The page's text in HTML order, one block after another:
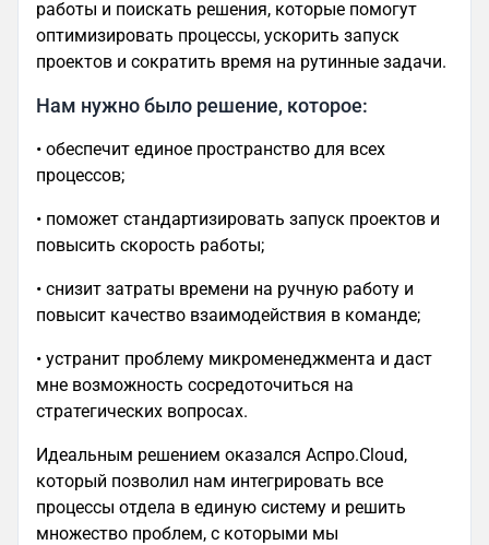
работы и поискать решения, которые помогут
оптимизировать процессы, ускорить запуск
проектов и сократить время на рутинные задачи.
Нам нужно было решение, которое:
• обеспечит единое пространство для всех
процессов;
• поможет стандартизировать запуск проектов и
повысить скорость работы;
• снизит затраты времени на ручную работу и
повысит качество взаимодействия в команде;
• устранит проблему микроменеджмента и даст
мне возможность сосредоточиться на
стратегических вопросах.
Идеальным решением оказался Аспро.Cloud,
который позволил нам интегрировать все
процессы отдела в единую систему и решить
множество проблем, с которыми мы